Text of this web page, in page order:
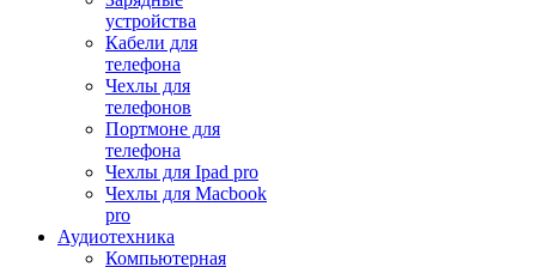
устройства
Кабели для
телефона
Чехлы для
телефонов
Портмоне для
телефона
Чехлы для Ipad pro
Чехлы для Macbook
pro
Аудиотехника
Компьютерная